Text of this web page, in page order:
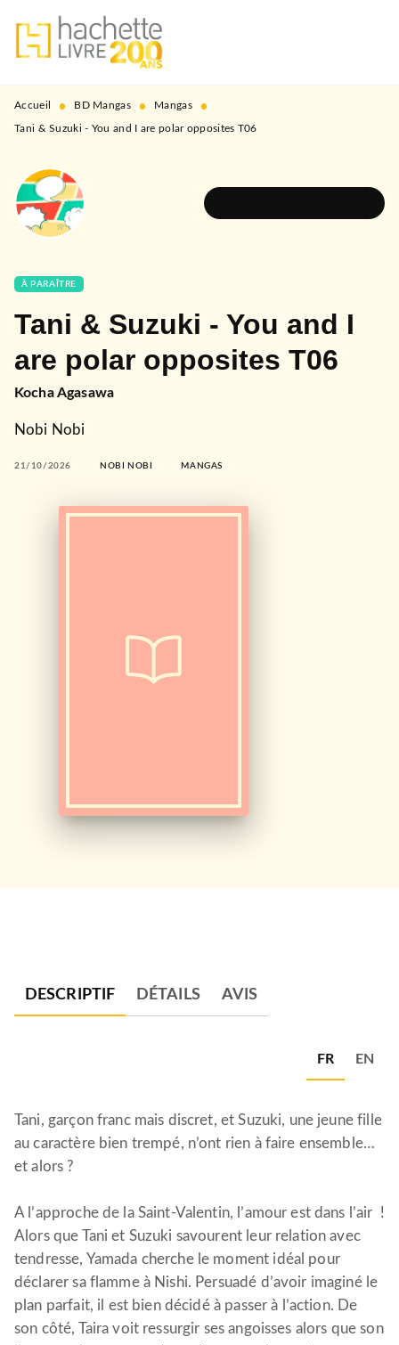
MENU RECHERCHE
PIED DE PAGE
Accueil • BD Mangas • Mangas •
Tani & Suzuki - You and I are polar opposites T06
À PARAÎTRE
Tani & Suzuki - You and I
are polar opposites T06
Kocha Agasawa
Nobi Nobi
21/10/2026 NOBI NOBI MANGAS
DESCRIPTIF DÉTAILS AVIS
FR EN
Tani, garçon franc mais discret, et Suzuki, une jeune fille
au caractère bien trempé, n’ont rien à faire ensemble…
et alors ?
A l’approche de la Saint-Valentin, l’amour est dans l’air !
Alors que Tani et Suzuki savourent leur relation avec
tendresse, Yamada cherche le moment idéal pour
déclarer sa flamme à Nishi. Persuadé d’avoir imaginé le
plan parfait, il est bien décidé à passer à l’action. De
son côté, Taira voit ressurgir ses angoisses alors que son